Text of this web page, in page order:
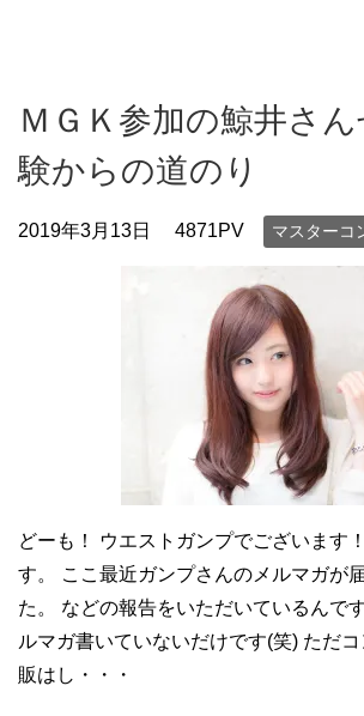
ＭＧＫ参加の鯨井さ
験からの道のり
2019年3月13日 4871PV マスターコ
どーも！ ウエストガンプでございます
す。 ここ最近ガンプさんのメルマガが
た。 などの報告をいただいているんで
ルマガ書いていないだけです(笑) ただ
販はし・・・